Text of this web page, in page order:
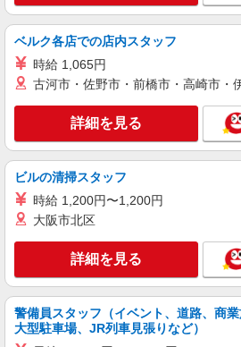
紹介予定派遣
株式会社シエロ
【au】人気機種に詳
【派遣期間】時給
月給192000円〜
・交通費支給 ・年間
ヶ月（期間中の労働条
・退職金制度 ・ベネ
日ギフト制度 ・自社健康保
○。・゜+゜・。○。・
給(規定有) お友達を紹介頂くと, インセンティブ支
給(規定有) ★月2回払い・週払い可能（規程有）★
和歌山県和歌山市
キープ
派遣社員 紹介予定派遣
株式会社シエロ
時給1800円〜
残業代支給 ★交通費別
+゜・。○。・゜+゜・
万円支給(規定有) お友達を紹介頂くと, インセンテ
ィブ支給(規定有) ★月2回払い・週払い可能（規程
有）★ ゜・。○。・゜
和歌山県和歌山市
キープ
ベルク各店での店内スタッフ
時給 1,065円
古河市・佐野市・前橋市・高崎市・
詳細を見る
ビルの清掃スタッフ
時給 1,200円〜1,200円
大阪市北区
詳細を見る
警備員スタッフ（イベント、道路、商業
大型駐車場、JR列車見張りなど）